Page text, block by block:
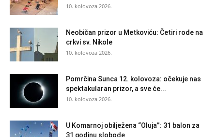
10. kolovoza 2026.
Neobičan prizor u Metkoviću: Četiri rode na
crkvi sv. Nikole
10. kolovoza 2026.
Pomrčina Sunca 12. kolovoza: očekuje nas
spektakularan prizor, a sve će...
10. kolovoza 2026.
U Komarnoj obilježena “Oluja”: 31 balon za
31 godinu slobode